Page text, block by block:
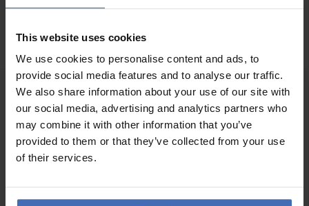
This website uses cookies
We use cookies to personalise content and ads, to
provide social media features and to analyse our traffic.
We also share information about your use of our site with
our social media, advertising and analytics partners who
may combine it with other information that you’ve
provided to them or that they’ve collected from your use
of their services.
Casual - JF02934040